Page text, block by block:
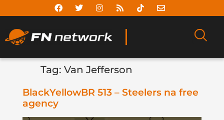
Tag: Van Jefferson
BlackYellowBR 513 – Steelers na free
agency